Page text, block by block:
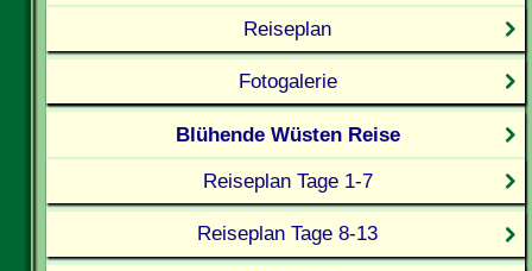
Reiseplan
Fotogalerie
Blühende Wüsten Reise
Reiseplan Tage 1-7
Reiseplan Tage 8-13